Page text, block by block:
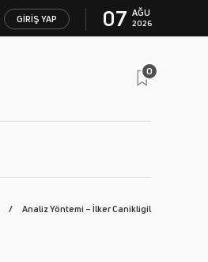
GIRIŞ YAP 07 AĞU
2026
0
Analiz Yöntemi – İlker Canikligil